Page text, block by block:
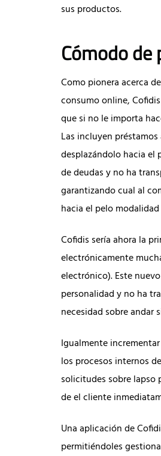
sus productos.
Cómodo de
Como pionera acerca
consumo online,
que si no le importa
Las incluyen
desplazándolo hacia el
de deudas y no ha
garantizando cual al
hacia el pelo
Cofidis serí­a ahora la
electrónicamente
electrónico). Este
personalidad y no ha
necesidad sobre andar
Igualmente
los procesos internos
solicitudes sobre lapso
de el cliente
Una aplicación de
permitiéndoles